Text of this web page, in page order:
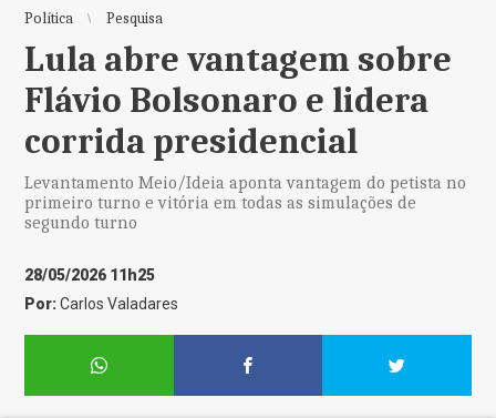
Política Pesquisa
Lula abre vantagem sobre
Flávio Bolsonaro e lidera
corrida presidencial
Levantamento Meio/Ideia aponta vantagem do petista no
primeiro turno e vitória em todas as simulações de
segundo turno
28/05/2026 11h25
Por:Carlos Valadares